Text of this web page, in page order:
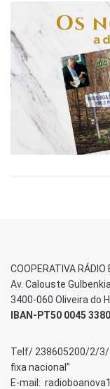
COOPERATIVA RÁDIO
Av. Calouste
3400-060 Oliveira do
IBAN-PT50 0045
Telf/ 238605200/2/3/
fixa nacional”
E-mail: